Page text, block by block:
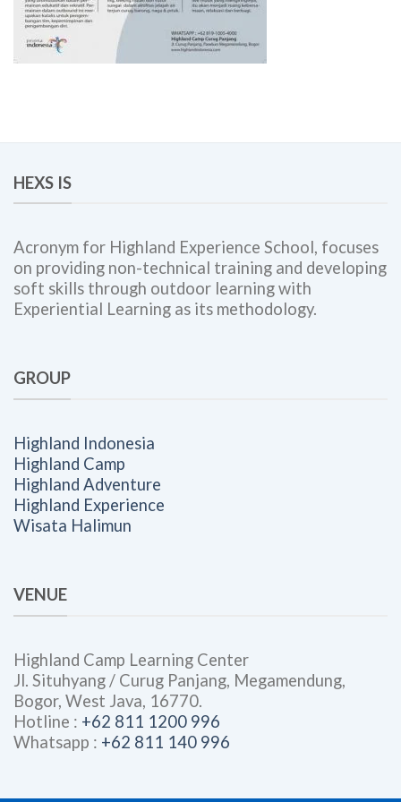
HEXS IS
Acronym for Highland Experience School, focuses
on providing non-technical training and developing
soft skills through outdoor learning with
Experiential Learning as its methodology.
GROUP
Highland Indonesia
Highland Camp
Highland Adventure
Highland Experience
Wisata Halimun
VENUE
Highland Camp Learning Center
Jl. Situhyang / Curug Panjang, Megamendung,
Bogor, West Java, 16770.
Hotline : +62 811 1200 996
Whatsapp : +62 811 140 996